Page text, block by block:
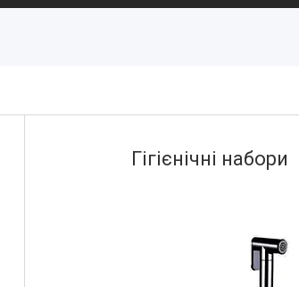
Гігієнічні набори